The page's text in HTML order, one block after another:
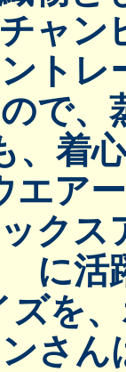
ャ
ントレ
で、
、着
エア
ク
に活
を
さ